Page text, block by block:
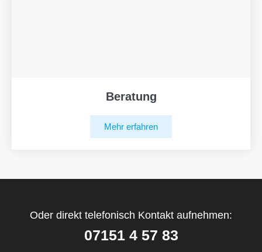
Beratung
Mehr erfahren
Oder direkt telefonisch Kontakt aufnehmen:
07151 4 57 83